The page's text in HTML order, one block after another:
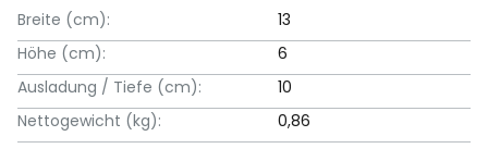
Breite (cm):
13
Höhe (cm):
6
Ausladung / Tiefe (cm):
10
Nettogewicht (kg):
0,86